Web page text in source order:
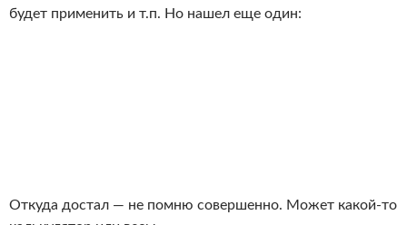
будет применить и т.п. Но нашел еще один:
Откуда достал — не помню совершенно. Может какой-то